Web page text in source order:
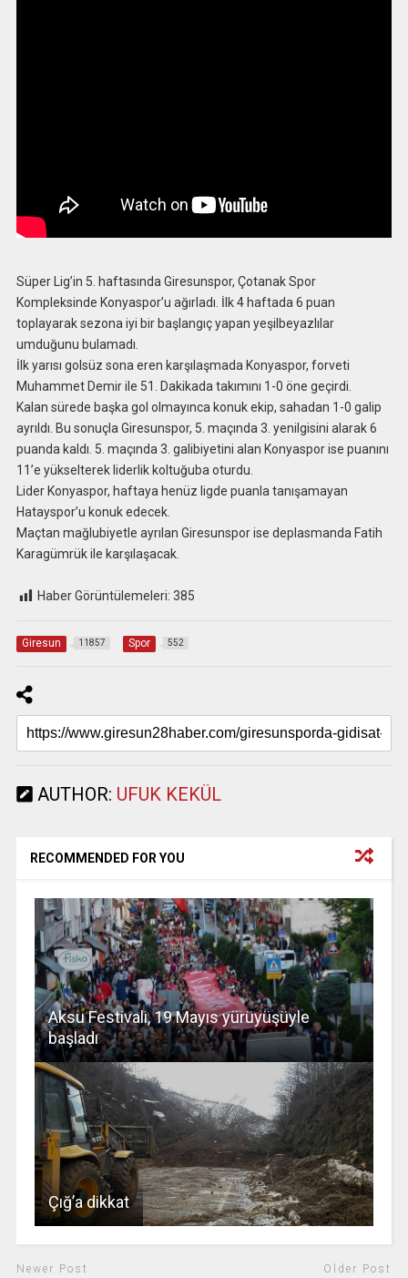
Süper Lig’in 5. haftasında Giresunspor, Çotanak Spor
Kompleksinde Konyaspor’u ağırladı. İlk 4 haftada 6 puan
toplayarak sezona iyi bir başlangıç yapan yeşilbeyazlılar
umduğunu bulamadı.
İlk yarısı golsüz sona eren karşılaşmada Konyaspor, forveti
Muhammet Demir ile 51. Dakikada takımını 1-0 öne geçirdi.
Kalan sürede başka gol olmayınca konuk ekip, sahadan 1-0 galip
ayrıldı. Bu sonuçla Giresunspor, 5. maçında 3. yenilgisini alarak 6
puanda kaldı. 5. maçında 3. galibiyetini alan Konyaspor ise puanını
11’e yükselterek liderlik koltuğuba oturdu.
Lider Konyaspor, haftaya henüz ligde puanla tanışamayan
Hatayspor’u konuk edecek.
Maçtan mağlubiyetle ayrılan Giresunspor ise deplasmanda Fatih
Karagümrük ile karşılaşacak.
Haber Görüntülemeleri: 385
Giresun 11857 Spor 552
AUTHOR: UFUK KEKÜL
RECOMMENDED FOR YOU
Aksu Festivali, 19 Mayıs yürüyüşüyle
başladı
Çığ’a dikkat
Newer Post Older Post